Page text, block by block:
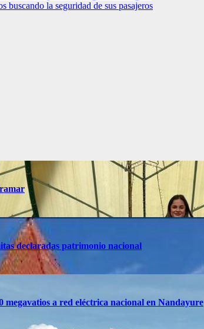
buscando la seguridad de sus pasajeros
declaradas patrimonio nacional
a red eléctrica nacional en Nandayure